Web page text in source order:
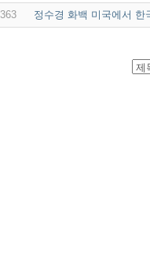
363 정수경 화백 미국에서 한